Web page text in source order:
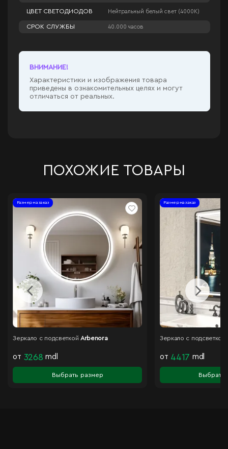
ЦВЕТ СВЕТОДИОДОВ Нейтральный белый свет (4000К)
СРОК СЛУЖБЫ 40.000 часов
ВНИМАНИЕ!
Характеристики и изображения товара
приведены в ознакомительных целях и могут
отличаться от реальных.
ПОХОЖИЕ ТОВАРЫ
Размер на заказ
Зеркало с подсветкой Arbenora
от 3268 mdl
Выбрать размер
Размер на заказ
Зеркало с подсветкой
от 4417 mdl
Выбрать